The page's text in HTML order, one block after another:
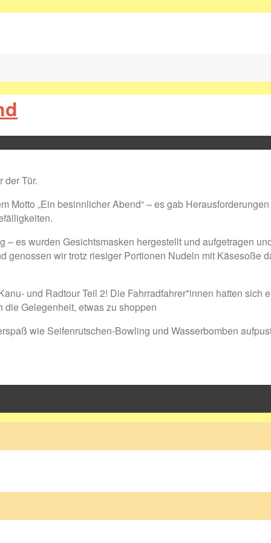
der Tür.
Motto „Ein besinnlicher Abend“ – es gab
es wurden Gesichtsmasken hergestellt und aufgetragen
genossen wir trotz riesiger Portionen Nudeln mit Käsesoße
und Radtour Teil 2! Die Fahrradfahrer*innen hatten
Gelegenheit, etwas zu shoppen
wie Seifenrutschen-Bowling und Wasserbomben